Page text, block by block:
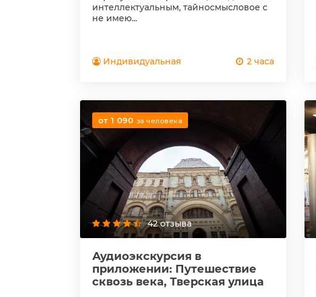
интеллектуальным, тайносмысловое с
не имею...
Индивидуальная 2 часа
от 1 090 за человека
42 отзыва
Аудиоэкскурсия в
приложении: Путешествие
сквозь века, Тверская улица